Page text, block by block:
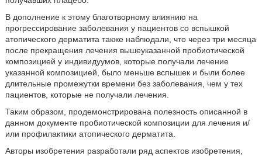
В дополнение к этому благотворному влиянию на
прогрессирование заболевания у пациентов со вспышкой
атопического дерматита также наблюдали, что через три месяца
после прекращения лечения вышеуказанной пробиотической
композицией у индивидуумов, которые получали лечение
указанной композицией, было меньше вспышек и были более
длительные промежутки времени без заболевания, чем у тех
пациентов, которые не получали лечения.
Таким образом, продемонстрирована полезность описанной в
данном документе пробиотической композиции для лечения и/
или профилактики атопического дерматита.
Авторы изобретения разработали ряд аспектов изобретения,